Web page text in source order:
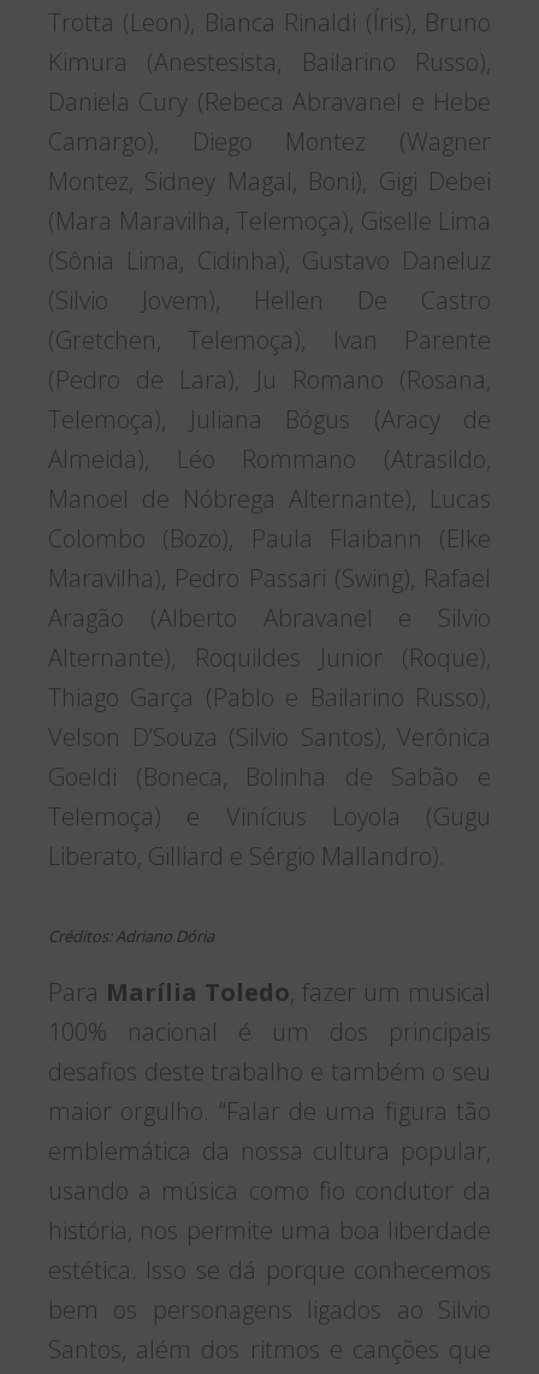
Trotta (Leon), Bianca Rinaldi (Íris), Bruno
Kimura (Anestesista, Bailarino Russo),
Daniela Cury (Rebeca Abravanel e Hebe
Camargo), Diego Montez (Wagner
Montez, Sidney Magal, Boni), Gigi Debei
(Mara Maravilha, Telemoça), Giselle Lima
(Sônia Lima, Cidinha), Gustavo Daneluz
(Silvio Jovem), Hellen De Castro
(Gretchen, Telemoça), Ivan Parente
(Pedro de Lara), Ju Romano (Rosana,
Telemoça), Juliana Bógus (Aracy de
Almeida), Léo Rommano (Atrasildo,
Manoel de Nóbrega Alternante), Lucas
Colombo (Bozo), Paula Flaibann (Elke
Maravilha), Pedro Passari (Swing), Rafael
Aragão (Alberto Abravanel e Silvio
Alternante), Roquildes Junior (Roque),
Thiago Garça (Pablo e Bailarino Russo),
Velson D’Souza (Silvio Santos), Verônica
Goeldi (Boneca, Bolinha de Sabão e
Telemoça) e Vinícius Loyola (Gugu
Liberato, Gilliard e Sérgio Mallandro).
Créditos: Adriano Dória
Para Marília Toledo, fazer um musical
100% nacional é um dos principais
desafios deste trabalho e também o seu
maior orgulho. “Falar de uma figura tão
emblemática da nossa cultura popular,
usando a música como fio condutor da
história, nos permite uma boa liberdade
estética. Isso se dá porque conhecemos
bem os personagens ligados ao Silvio
Santos, além dos ritmos e canções que